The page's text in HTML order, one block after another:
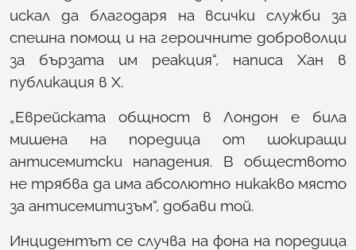
искал да благодаря на всички служби за
спешна помощ и на героичните доброволци
за бързата им реакция“, написа Хан в
публикация в X.
„Еврейската общност в Лондон е била
мишена на поредица от шокиращи
антисемитски нападения. В обществото
не трябва да има абсолютно никакво място
за антисемитизъм“, добави той.
Инцидентът се случва на фона на поредица